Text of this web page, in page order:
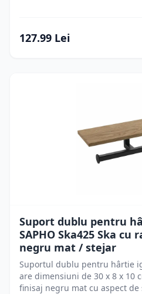
127.99 Lei
Suport dublu pentru
SAPHO Ska425 Ska cu
negru mat / stejar
Suportul dublu pentru hârtie
are dimensiuni de 30 x 8 x 10
finisaj negru mat cu aspect